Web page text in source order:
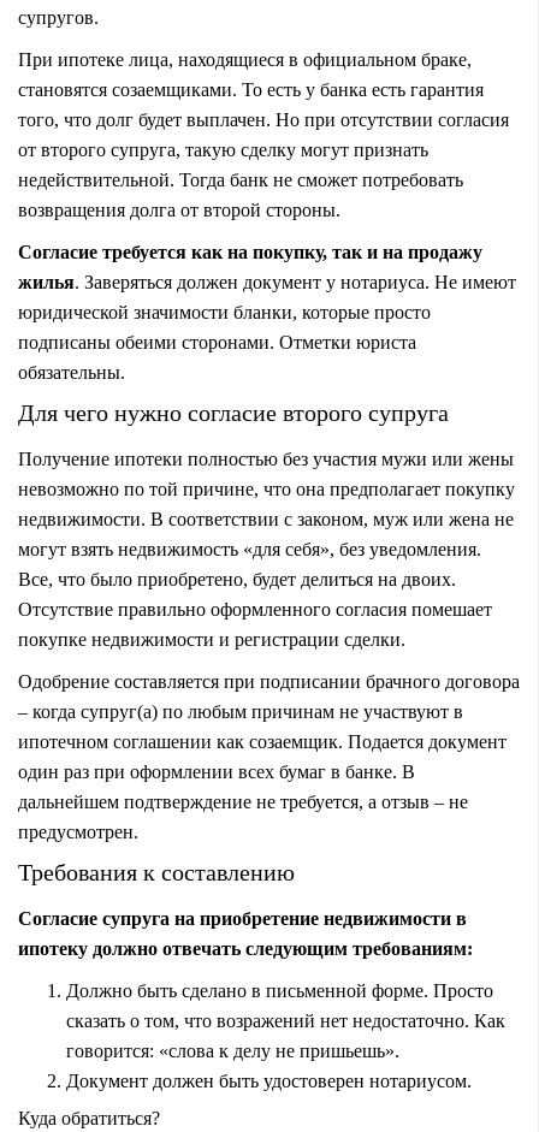
супругов.
При ипотеке лица, находящиеся в официальном браке,
становятся созаемщиками. То есть у банка есть гарантия
того, что долг будет выплачен. Но при отсутствии согласия
от второго супруга, такую сделку могут признать
недействительной. Тогда банк не сможет потребовать
возвращения долга от второй стороны.
Согласие требуется как на покупку, так и на продажу
жилья. Заверяться должен документ у нотариуса. Не имеют
юридической значимости бланки, которые просто
подписаны обеими сторонами. Отметки юриста
обязательны.
Для чего нужно согласие второго супруга
Получение ипотеки полностью без участия мужи или жены
невозможно по той причине, что она предполагает покупку
недвижимости. В соответствии с законом, муж или жена не
могут взять недвижимость «для себя», без уведомления.
Все, что было приобретено, будет делиться на двоих.
Отсутствие правильно оформленного согласия помешает
покупке недвижимости и регистрации сделки.
Одобрение составляется при подписании брачного договора
– когда супруг(а) по любым причинам не участвуют в
ипотечном соглашении как созаемщик. Подается документ
один раз при оформлении всех бумаг в банке. В
дальнейшем подтверждение не требуется, а отзыв – не
предусмотрен.
Требования к составлению
Согласие супруга на приобретение недвижимости в
ипотеку должно отвечать следующим требованиям:
Должно быть сделано в письменной форме. Просто
сказать о том, что возражений нет недостаточно. Как
говорится: «слова к делу не пришьешь».
Документ должен быть удостоверен нотариусом.
Куда обратиться?